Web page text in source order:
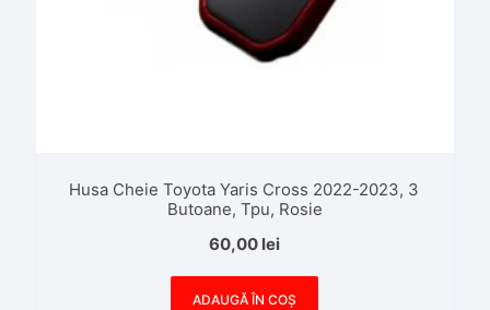
Husa Cheie Toyota Yaris Cross 2022-2023, 3
Butoane, Tpu, Rosie
60,00 lei
ADAUGĂ ÎN COȘ